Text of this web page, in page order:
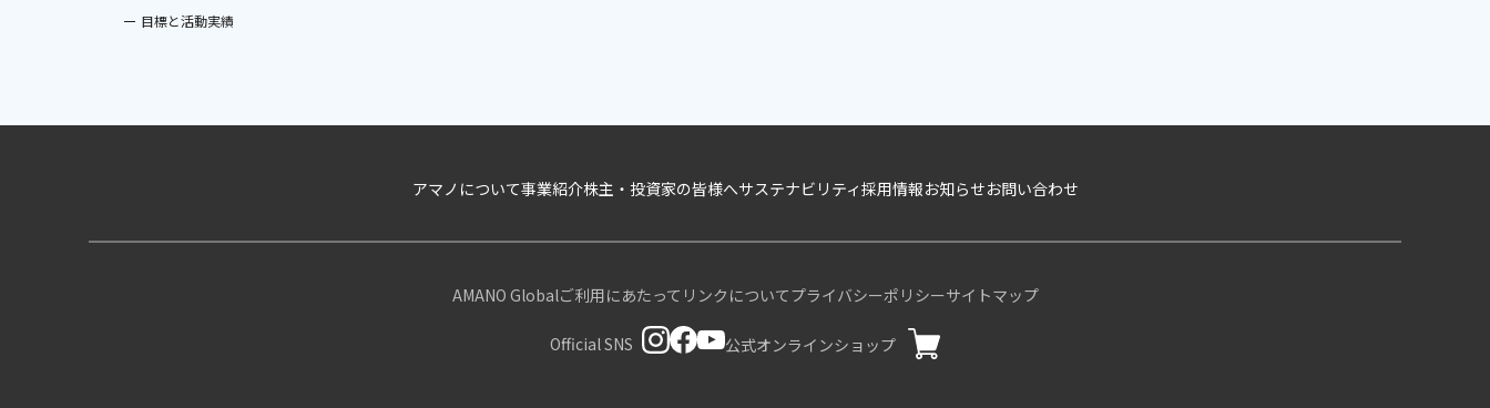
目標と活動実績
アマノについて事業紹介株主・投資家の皆様へサステナビリティ採用情報お知らせお問い合わせ
AMANO Globalご利用にあたって リンクについてプライバシーポリシーサイトマップ
Official SNS 公式オンラインショップ